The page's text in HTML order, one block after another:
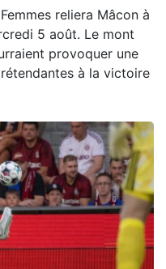
reliera Mâcon à
5 août. Le mont
provoquer une
à la victoire